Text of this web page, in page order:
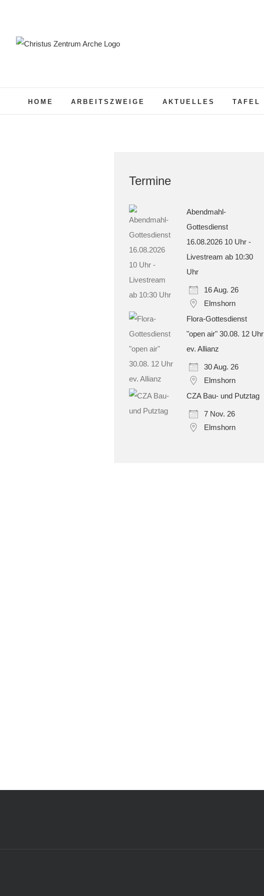
springen
HOME ARBEITSZWEIGE AKTUELLES TAFEL
Termine
Abendmahl-
Gottesdienst
16.08.2026 10 Uhr -
Livestream ab 10:30
Uhr
16 Aug. 26
Elmshorn
Flora-Gottesdienst
"open air" 30.08. 12 Uhr
ev. Allianz
30 Aug. 26
Elmshorn
CZA Bau- und Putztag
7 Nov. 26
Elmshorn